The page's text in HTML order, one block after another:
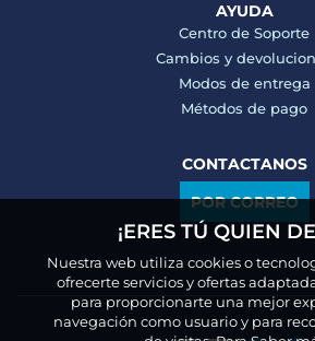
AYUDA
Centro de Soporte
Cambios y
Modos de entrega
Métodos de pago
CONTACTANOS
POR CORREO
¡ERES TÚ QUIEN
Nuestra web utiliza cookies o
ofrecerte servicios y ofertas
para proporcionarte una mejor
navegación como usuario y para